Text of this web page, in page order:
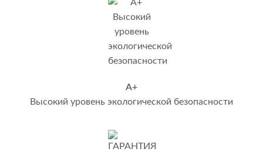
А+
Высокий уровень экологической безопасности